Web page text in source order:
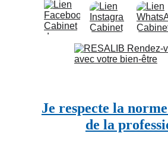
Je respecte la
de la